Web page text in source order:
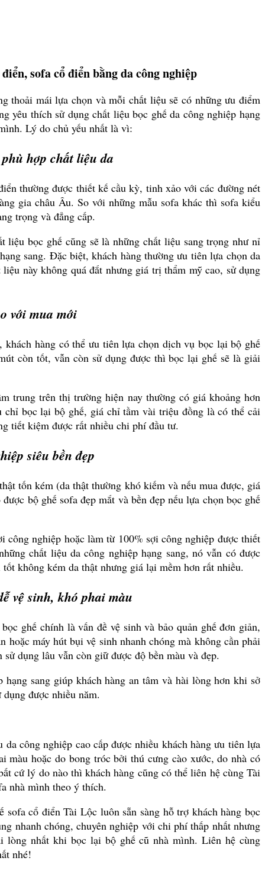
sofa cổ điển bằng da công nghiệp
thoải mái lựa chọn và mỗi chất liệu sẽ có những ưu điểm
yêu thích sử dụng chất liệu bọc ghế da công nghiệp hạng
Lý do chủ yếu nhất là vì:
hợp chất liệu da
thường được thiết kế cầu kỳ, tinh xảo với các đường nét
gia châu Âu. So với những mẫu sofa khác thì sofa kiểu
trọng và đẳng cấp.
bọc ghế cũng sẽ là những chất liệu sang trọng như nỉ
sang. Đặc biệt, khách hàng thường ưu tiên lựa chọn da
này không quá đắt nhưng giá trị thẩm mỹ cao, sử dụng
với mua mới
hàng có thể ưu tiên lựa chọn dịch vụ bọc lại bộ ghế
còn tốt, vẫn còn sử dụng được thì bọc lại ghế sẽ là giải
trung trên thị trường hiện nay thường có giá khoảng hơn
bọc lại bộ ghế, giá chỉ tầm vài triệu đồng là có thể cải
tiết kiệm được rất nhiều chi phí đầu tư.
siêu bền đẹp
tốn kém (da thật thường khó kiếm và nếu mua được, giá
bộ ghế sofa đẹp mắt và bền đẹp nếu lựa chọn bọc ghế
công nghiệp hoặc làm từ 100% sợi công nghiệp được thiết
chất liệu da công nghiệp hạng sang, nó vẫn có được
không kém da thật nhưng giá lại mềm hơn rất nhiều.
vệ sinh, khó phai màu
ghế chính là vấn đề vệ sinh và bảo quản ghế đơn giản,
hoặc máy hút bụi vệ sinh nhanh chóng mà không cần phải
dụng lâu vẫn còn giữ được độ bền màu và đẹp.
sang giúp khách hàng an tâm và hài lòng hơn khi sở
được nhiều năm.
công nghiệp cao cấp được nhiều khách hàng ưu tiên lựa
màu hoặc do bong tróc bởi thú cưng cào xước, do nhà có
cứ lý do nào thì khách hàng cũng có thể liên hệ cùng Tài
nhà mình theo ý thích.
cổ điển Tài Lộc luôn sẵn sàng hỗ trợ khách hàng bọc
nhanh chóng, chuyên nghiệp với chi phí thấp nhất nhưng
lòng nhất khi bọc lại bộ ghế cũ nhà mình. Liên hệ cùng
nhé!